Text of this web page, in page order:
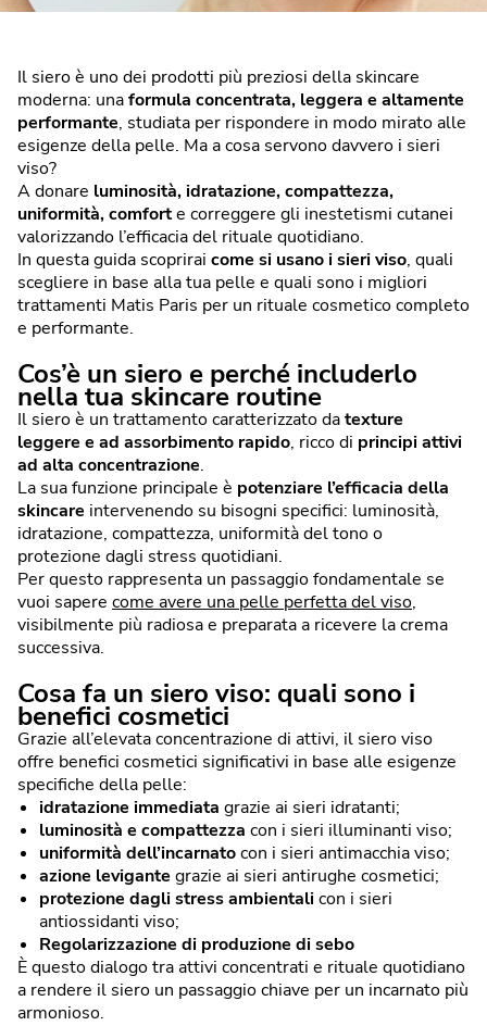
Il siero è uno dei prodotti più preziosi della skincare
moderna: unaformula concentrata, leggera e altamente
performante, studiata per rispondere in modo mirato alle
esigenze della pelle. Ma a cosa servono davvero i sieri
viso?
A donare luminosità, idratazione, compattezza,
uniformità, comforte correggere gli inestetismi cutanei
valorizzando l’efficacia del rituale quotidiano.
In questa guida scoprirai come si usano i sieri viso, quali
scegliere in base alla tua pelle e quali sono i migliori
trattamenti Matis Paris per un rituale cosmetico completo
e performante.
Cos’è un siero e perché includerlo
nella tua skincare routine
Il siero è un trattamento caratterizzato datexture
leggere e ad assorbimento rapido, ricco di principi attivi
ad alta concentrazione.
La sua funzione principale è potenziare l’efficacia della
skincare intervenendo su bisogni specifici: luminosità,
idratazione, compattezza, uniformità del tono o
protezione dagli stress quotidiani.
Per questo rappresenta un passaggio fondamentale se
vuoi sapere come avere una pelle perfetta del viso,
visibilmente più radiosa e preparata a ricevere la crema
successiva.
Cosa fa un siero viso: quali sono i
benefici cosmetici
Grazie all’elevata concentrazione di attivi, il siero viso
offre benefici cosmetici significativi in base alle esigenze
specifiche della pelle:
idratazione immediata grazie ai sieri idratanti;
luminosità e compattezza con i sieri illuminanti viso;
uniformità dell’incarnatocon i sieri antimacchia viso;
azione levigante grazie ai sieri antirughe cosmetici;
protezione dagli stress ambientalicon i sieri
antiossidanti viso;
Regolarizzazione di produzione di sebo
È questo dialogo tra attivi concentrati e rituale quotidiano
a rendere il siero un passaggio chiave per un incarnato più
armonioso.